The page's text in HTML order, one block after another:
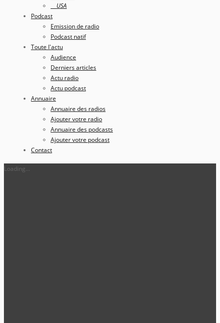
USA
Podcast
Emission de radio
Podcast natif
Toute l'actu
Audience
Derniers articles
Actu radio
Actu podcast
Annuaire
Annuaire des radios
Ajouter votre radio
Annuaire des podcasts
Ajouter votre podcast
Contact
Loading...